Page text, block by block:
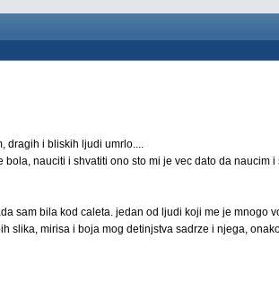
dragih i bliskih ljudi umrlo....
nauciti i shvatiti ono sto mi je vec dato da naucim i
sam bila kod caleta. jedan od ljudi koji me je mnogo
slika, mirisa i boja mog detinjstva sadrze i njega,